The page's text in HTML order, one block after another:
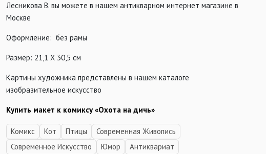
Лесникова В. вы можете в нашем антикварном интернет магазине в
Москве
Оформление: без рамы
Размер: 21,1 Х 30,5 см
Картины художника представлены в нашем каталоге
изобразительное искусство
Купить макет к комиксу «Охота на дичь»
Комикс Кот Птицы
Современная Живопись
Современное Искусство
Юмор
Антиквариат